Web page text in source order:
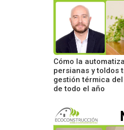
Cómo la
persianas y toldos
gestión térmica
de todo el año